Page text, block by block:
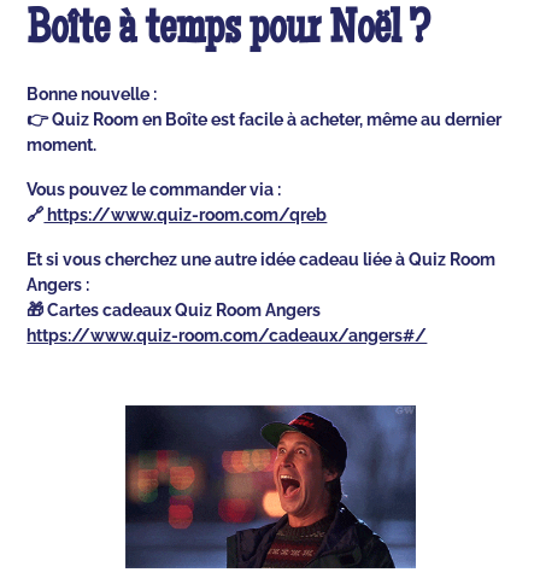
Boîte à temps pour Noël ?
Bonne nouvelle :
👉 Quiz Room en Boîte est facile à acheter, même au dernier
moment.
Vous pouvez le commander via :
🔗https://www.quiz-room.com/qreb
Et si vous cherchez une autre idée cadeau liée à Quiz Room
Angers :
🎁 Cartes cadeaux Quiz Room Angers
https://www.quiz-room.com/cadeaux/angers#/